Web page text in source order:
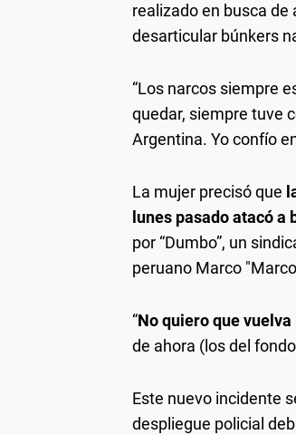
realizado en busca
desarticular búnkers
“Los narcos siempre
quedar, siempre tuve
Argentina. Yo confío
La mujer precisó que
lunes pasado atacó
por “Dumbo”, un
peruano Marco
“No quiero que
de ahora (los del
Este nuevo incidente
despliegue policial